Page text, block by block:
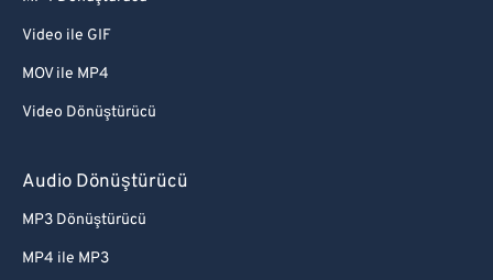
Video ile GIF
MOV ile MP4
Video Dönüştürücü
Audio Dönüştürücü
MP3 Dönüştürücü
MP4 ile MP3